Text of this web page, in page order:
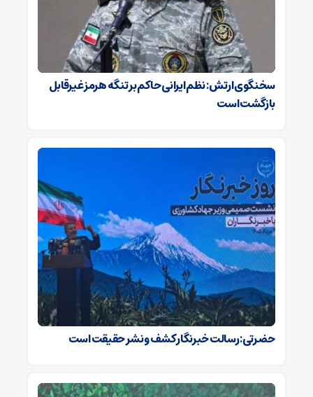
سخنگوی ارتش: نظم ایرانی حاکم بر تنگه هرمز غیرقابل
بازگشت است
حضرتی: رسالت خبرنگار کشف و نشر حقیقت است